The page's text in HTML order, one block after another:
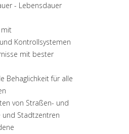
- Lebensdauer
mit
Kontrollsystemen
mit bester
Behaglichkeit für alle
von Straßen- und
und Stadtzentren